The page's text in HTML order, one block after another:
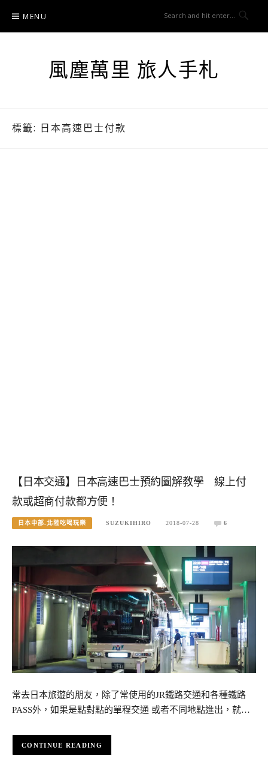
content
MENU
風塵萬里 旅人手札
標籤: 日本高速巴士付款
【日本交通】日本高速巴士預約圖解教學 線上付
款或超商付款都方便！
日本中部.北陸吃喝玩樂 SUZUKIHIRO 2018-07-28 6
常去日本旅遊的朋友，除了常使用的JR鐵路交通和各種鐵路
PASS外，如果是點對點的單程交通 或者不同地點進出，就…
CONTINUE READING